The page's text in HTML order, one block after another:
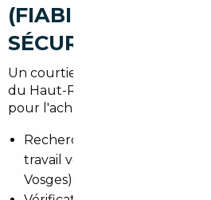
(FIABILITÉ,
SÉCURISATION)
Un courtier local combine
du Haut-Rhin et réseau
pour l'acheteur de Thann :
Recherche ciblée selon
travail vers Mulhouse, scolaire
Vosges).